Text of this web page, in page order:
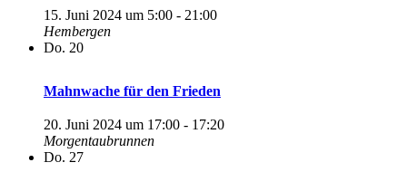
15. Juni 2024 um 5:00 - 21:00
Hembergen
Do. 20
Mahnwache für den Frieden
20. Juni 2024 um 17:00 - 17:20
Morgentaubrunnen
Do. 27